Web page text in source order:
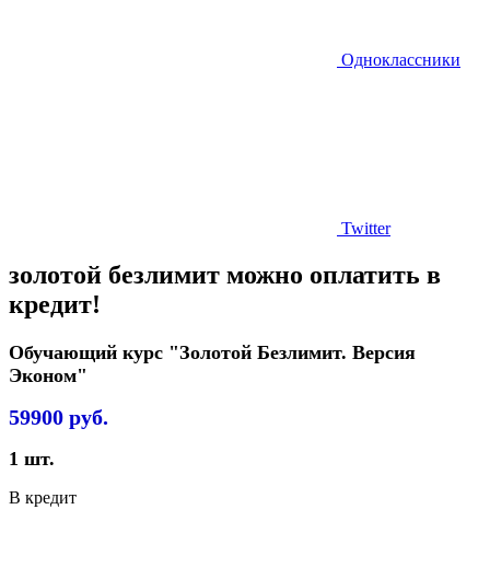
Одноклассники
Twitter
золотой безлимит можно оплатить в
кредит!
Обучающий курс "Золотой Безлимит. Версия
Эконом"
59900 руб.
1 шт.
В кредит